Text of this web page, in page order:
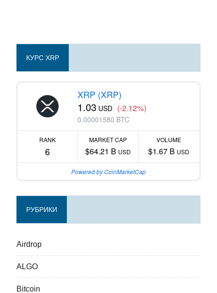
КУРС XRP
XRP (XRP)
1.03 USD (-2.12%)
0.00001580 BTC
RANK
6
MARKET CAP
$64.21 B USD
VOLUME
$1.67 B USD
Powered by CoinMarketCap
РУБРИКИ
Airdrop
ALGO
Bitcoin